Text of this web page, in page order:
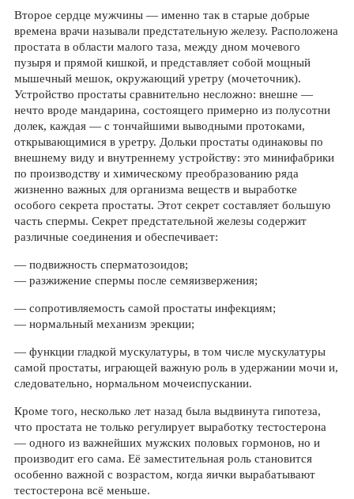
Второе сердце мужчины — именно так в старые добрые
времена врачи называли предстательную железу. Расположена
простата в области малого таза, между дном мочевого
пузыря и прямой кишкой, и представляет собой мощный
мышечный мешок, окружающий уретру (мочеточник).
Устройство простаты сравнительно несложно: внешне —
нечто вроде мандарина, состоящего примерно из полусотни
долек, каждая — с тончайшими выводными протоками,
открывающимися в уретру. Дольки простаты одинаковы по
внешнему виду и внутреннему устройству: это минифабрики
по производству и химическому преобразованию ряда
жизненно важных для организма веществ и выработке
особого секрета простаты. Этот секрет составляет большую
часть спермы. Секрет предстательной железы содержит
различные соединения и обеспечивает:
— подвижность сперматозоидов;
— разжижение спермы после семяизвержения;
— сопротивляемость самой простаты инфекциям;
— нормальный механизм эрекции;
— функции гладкой мускулатуры, в том числе мускулатуры
самой простаты, играющей важную роль в удержании мочи и,
следовательно, нормальном мочеиспускании.
Кроме того, несколько лет назад была выдвинута гипотеза,
что простата не только регулирует выработку тестостерона
— одного из важнейших мужских половых гормонов, но и
производит его сама. Её заместительная роль становится
особенно важной с возрастом, когда яички вырабатывают
тестостерона всё меньше.